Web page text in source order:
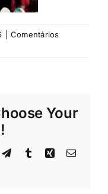
Comentários
Your
TelegramTumblrXing Email